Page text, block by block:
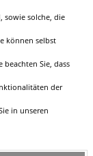
sowie solche, die
können selbst
beachten Sie, dass
der
in unseren